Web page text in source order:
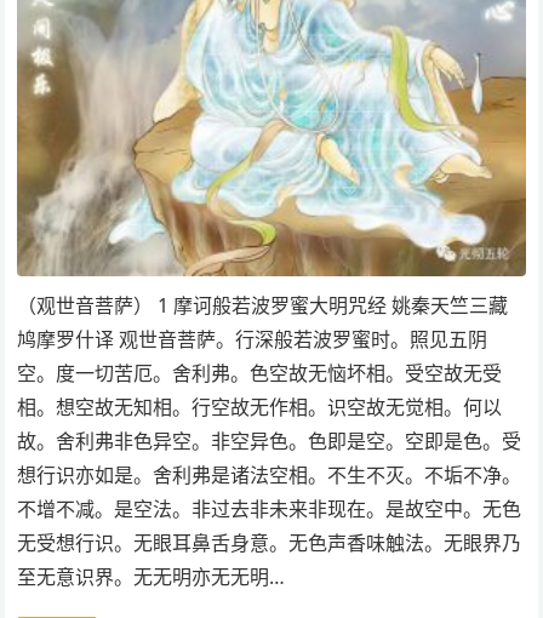
（观世音菩萨） 1 摩诃般若波罗蜜大明咒经 姚秦天竺三藏
鸠摩罗什译 观世音菩萨。行深般若波罗蜜时。照见五阴
空。度一切苦厄。舍利弗。色空故无恼坏相。受空故无受
相。想空故无知相。行空故无作相。识空故无觉相。何以
故。舍利弗非色异空。非空异色。色即是空。空即是色。受
想行识亦如是。舍利弗是诸法空相。不生不灭。不垢不净。
不增不减。是空法。非过去非未来非现在。是故空中。无色
无受想行识。无眼耳鼻舌身意。无色声香味触法。无眼界乃
至无意识界。无无明亦无无明…